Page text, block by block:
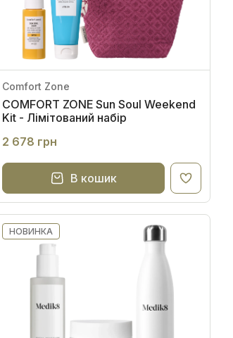
Спочатку популярні
Comfort Zone
COMFORT ZONE Sun Soul Weekend
Kit - Лімітований набір
2 678 грн
В кошик
НОВИНКА